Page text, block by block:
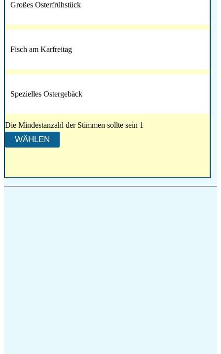
Großes Osterfrühstück
Fisch am Karfreitag
Spezielles Ostergebäck
Die Mindestanzahl der Stimmen sollte sein 1